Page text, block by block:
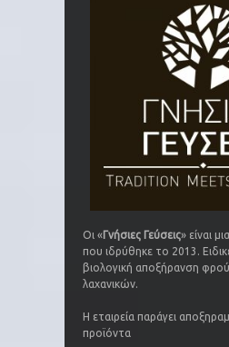
Οι «Γνήσιες Γεύσεις» είναι
που ιδρύθηκε το 2013.
βιολογική αποξήρανση
λαχανικών.
Η εταιρεία παράγει
προϊόντα